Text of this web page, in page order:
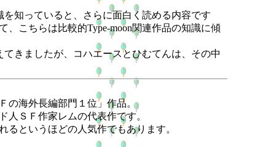
知っていると、さらに面白く読める内容です
こちらは比較的Type-moon関連作品の知識に傾
きましたが、コハエースとひむてんは、その中
の海外長編部門１位」作品。
ＳＦ作家レムの代表作です。
というほどの人気作でもあります。